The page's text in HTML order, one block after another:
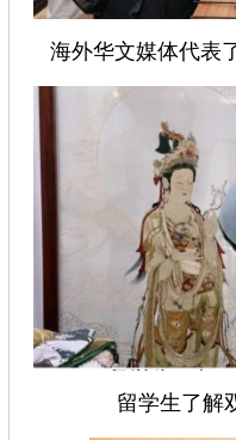
海外华文媒体代表
留学生了解